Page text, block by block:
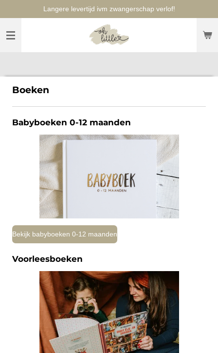
naar
hoofdinhoud
Langere levertijd ivm zwangerschap verlof!
Boeken
Babyboeken 0-12 maanden
Bekijk babyboeken 0-12 maanden
Voorleesboeken